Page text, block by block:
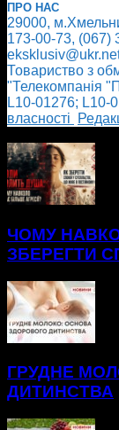
ПРО НАС
29000,
173-00-73, (067)
Товариство з
"Телекомпанія
L10-01276; L10-
власності
ЧОМУ
ЗБЕРЕГТИ
ГРУДНЕ
ДИТИНСТВА